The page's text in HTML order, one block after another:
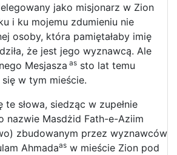
jako misjonarz w Zion
i ku mojemu zdumieniu nie
osoby, która pamiętałaby imię
że ​​jest jego wyznawcą. Ale
Mesjasza as sto lat temu
w tym mieście.
słowa, siedząc w zupełnie
nazwie Masdżid Fath-e-Aziim
zbudowanym przez wyznawców
Ahmadaas w mieście Zion pod